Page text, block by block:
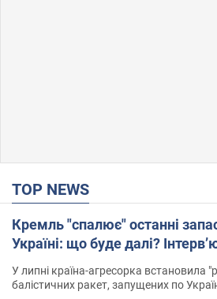
TOP NEWS
Кремль "спалює" останні
Україні: що буде далі?
У липні країна-агресорка встановила
балістичних ракет, запущених по